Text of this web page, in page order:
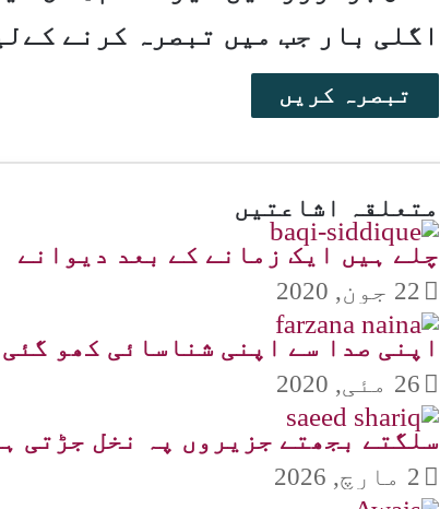
اگلی بار جب میں تبصرہ کرنے
متعلقہ اشاعتیں
چلے ہیں ایک زمانے کے بعد دیوانے
22 جون, 2020
اپنی صدا سے اپنی شناسائی کھو گئی
26 مئی, 2020
سلگتے بجھتے جزیروں پہ نخل جڑتی
2 مارچ, 2026